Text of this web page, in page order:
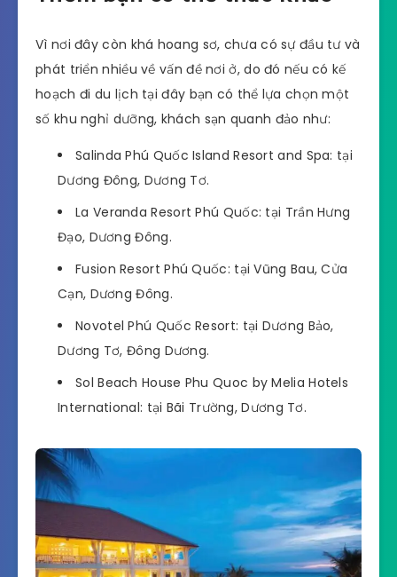
Vì nơi đây còn khá hoang sơ, chưa có sự đầu tư và
phát triển nhiều về vấn đề nơi ở, do đó nếu có kế
hoạch đi du lịch tại đây bạn có thể lựa chọn một
số khu nghỉ dưỡng, khách sạn quanh đảo như:
Salinda Phú Quốc Island Resort and Spa: tại
Dương Đông, Dương Tơ.
La Veranda Resort Phú Quốc: tại Trần Hưng
Đạo, Dương Đông.
Fusion Resort Phú Quốc: tại Vũng Bau, Cửa
Cạn, Dương Đông.
Novotel Phú Quốc Resort: tại Dương Bảo,
Dương Tơ, Đông Dương.
Sol Beach House Phu Quoc by Melia Hotels
International: tại Bãi Trường, Dương Tơ.